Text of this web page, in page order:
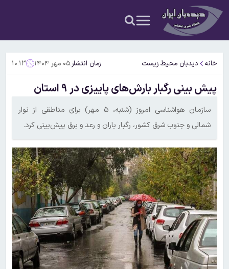
خانه دیدبان محیط زیست زمان انتشار:۰۵ مهر ۱۴۰۴ ۱۰:۱۳
پیش بینی رگبار بارش‌های پاییزی در ۹ استان
سازمان هواشناسی امروز (شنبه، ۵ مهر) برای مناطقی از نوار
شمالی و جنوب شرق کشور، رگبار باران و رعد و برق پیش‌بینی کرد.